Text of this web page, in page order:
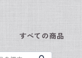
すべての商品